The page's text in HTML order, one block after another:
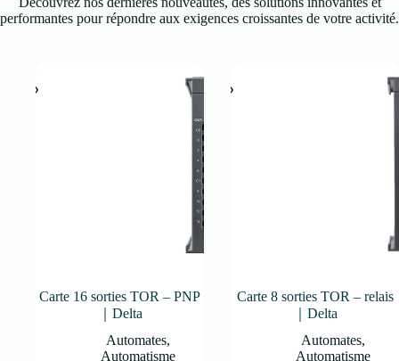
performantes pour répondre aux exigences croissantes de votre activité.
Carte 16 sorties TOR – PNP
｜Delta
Automates,
Automatisme
Carte 8 sorties TOR – relais
｜Delta
Automates,
Automatisme